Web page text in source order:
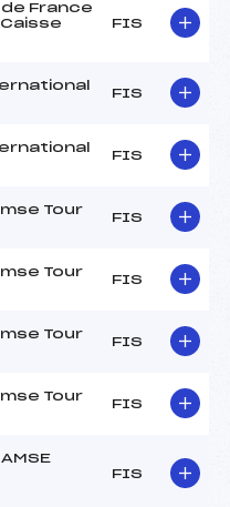
France
FIS
FIS
FIS
Tour
FIS
Tour
FIS
Tour
FIS
Tour
FIS
FIS